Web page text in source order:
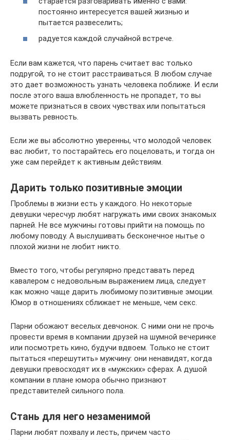
постоянно интересуется вашей жизнью и
пытается развеселить;
радуется каждой случайной встрече.
Если вам кажется, что парень считает вас только
подругой, то не стоит расстраиваться. В любом случае
это дает возможность узнать человека поближе. И если
после этого ваша влюбленность не пропадет, то вы
можете признаться в своих чувствах или попытаться
вызвать ревность.
Если же вы абсолютно уверенны, что молодой человек
вас любит, то постарайтесь его поцеловать, и тогда он
уже сам перейдет к активным действиям.
Дарить только позитивные эмоции
Проблемы в жизни есть у каждого. Но некоторые
девушки чересчур любят нагружать ими своих знакомых
парней. Не все мужчины готовы прийти на помощь по
любому поводу. А выслушивать бесконечное нытье о
плохой жизни не любит никто.
Вместо того, чтобы регулярно представать перед
кавалером с недовольным выражением лица, следует
как можно чаще дарить любимому позитивные эмоции.
Юмор в отношениях сближает не меньше, чем секс.
Парни обожают веселых девчонок. С ними они не прочь
провести время в компании друзей на шумной вечеринке
или посмотреть кино, будучи вдвоем. Только не стоит
пытаться «перешутить» мужчину: они ненавидят, когда
девушки превосходят их в «мужских» сферах. А душой
компании в плане юмора обычно признают
представителей сильного пола.
Стань для него незаменимой
Парни любят похвалу и лесть, причем часто